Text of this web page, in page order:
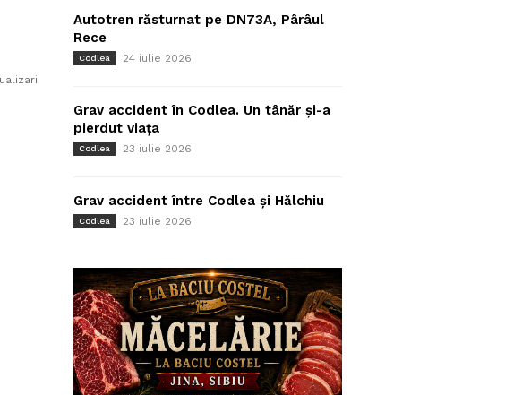
Autotren răsturnat pe DN73A, Pârâul
Rece
Codlea 24 iulie 2026
Grav accident în Codlea. Un tânăr și-a
pierdut viața
Codlea 23 iulie 2026
Grav accident între Codlea și Hălchiu
Codlea 23 iulie 2026